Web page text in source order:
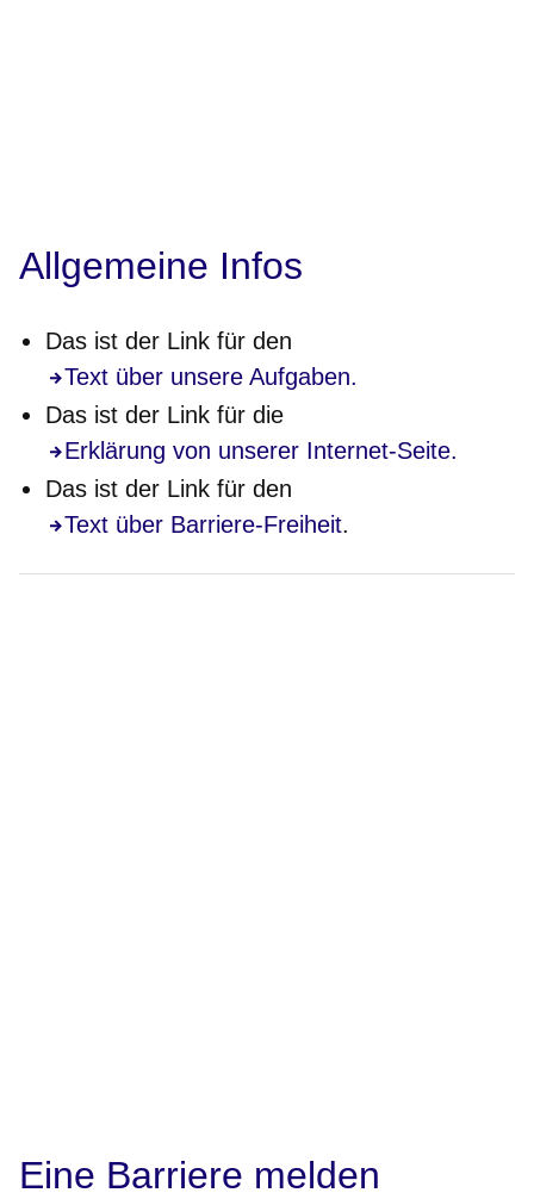
Allgemeine Infos
Das ist der Link für den
Text über unsere Aufgaben.
Das ist der Link für die
Erklärung von unserer Internet-Seite.
Das ist der Link für den
Text über Barriere-Freiheit.
Eine Barriere melden